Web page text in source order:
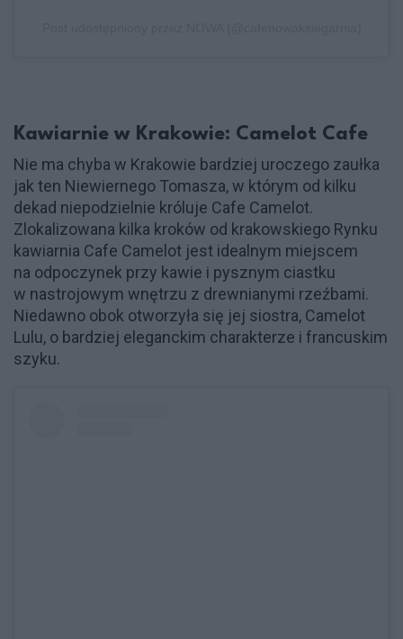
Kawiarnie w Krakowie: Camelot Cafe
Nie ma chyba w Krakowie bardziej uroczego zaułka
jak ten Niewiernego Tomasza, w którym od kilku
dekad niepodzielnie króluje Cafe Camelot.
Zlokalizowana kilka kroków od krakowskiego Rynku
kawiarnia Cafe Camelot jest idealnym miejscem
na odpoczynek przy kawie i pysznym ciastku
w nastrojowym wnętrzu z drewnianymi rzeźbami.
Niedawno obok otworzyła się jej siostra, Camelot
Lulu, o bardziej eleganckim charakterze i francuskim
szyku.